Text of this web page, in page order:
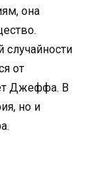
она
случайности
от
Джеффа. В
но и